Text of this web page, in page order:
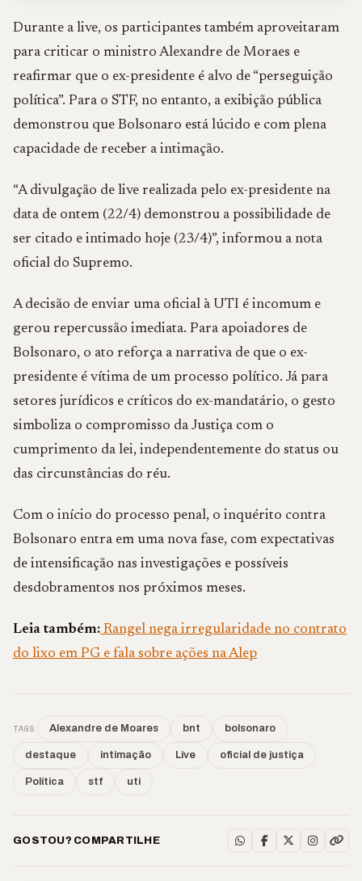
Durante a live, os participantes também aproveitaram
para criticar o ministro Alexandre de Moraes e
reafirmar que o ex-presidente é alvo de “perseguição
política”. Para o STF, no entanto, a exibição pública
demonstrou que Bolsonaro está lúcido e com plena
capacidade de receber a intimação.
“A divulgação de live realizada pelo ex-presidente na
data de ontem (22/4) demonstrou a possibilidade de
ser citado e intimado hoje (23/4)”, informou a nota
oficial do Supremo.
A decisão de enviar uma oficial à UTI é incomum e
gerou repercussão imediata. Para apoiadores de
Bolsonaro, o ato reforça a narrativa de que o ex-
presidente é vítima de um processo político. Já para
setores jurídicos e críticos do ex-mandatário, o gesto
simboliza o compromisso da Justiça com o
cumprimento da lei, independentemente do status ou
das circunstâncias do réu.
Com o início do processo penal, o inquérito contra
Bolsonaro entra em uma nova fase, com expectativas
de intensificação nas investigações e possíveis
desdobramentos nos próximos meses.
Leia também: Rangel nega irregularidade no contrato
do lixo em PG e fala sobre ações na Alep
TAGS Alexandre de Moares bnt bolsonaro
destaque intimação Live oficial de justiça
Política stf uti
GOSTOU? COMPARTILHE